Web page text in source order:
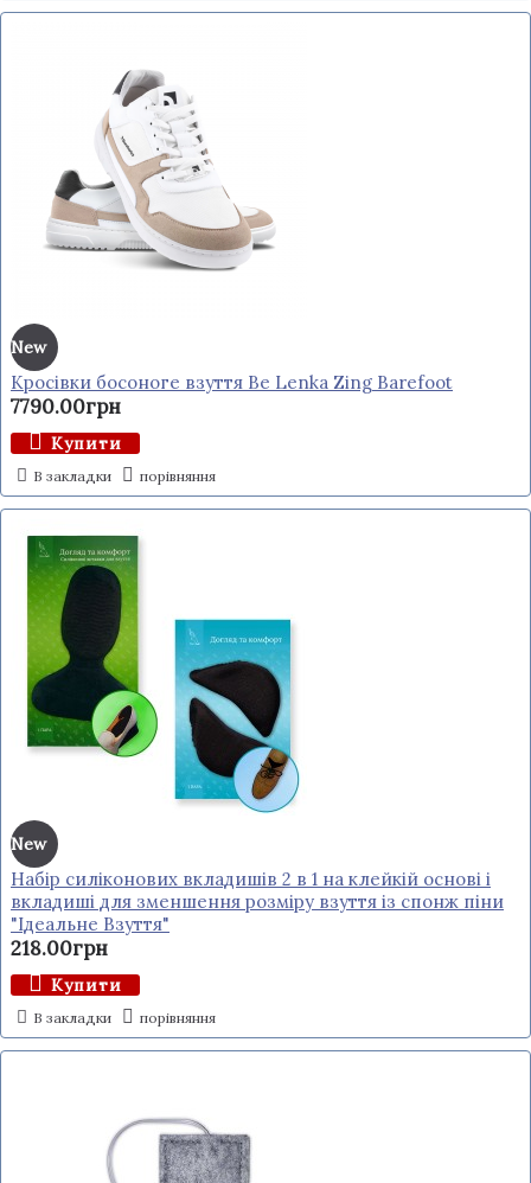
New
Кросівки босоноге взуття Be Lenka Zing Barefoot
7790.00грн
Купити
В закладки порівняння
New
Набір силіконових вкладишів 2 в 1 на клейкій основі і
вкладиші для зменшення розміру взуття із спонж піни
"Ідеальне Взуття"
218.00грн
Купити
В закладки порівняння